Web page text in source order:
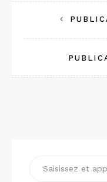
de
l’article